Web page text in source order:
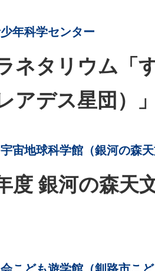
年科学センター
ネタリウム「
アデス星団）
宙地球科学館（銀河の森
度 銀河の森